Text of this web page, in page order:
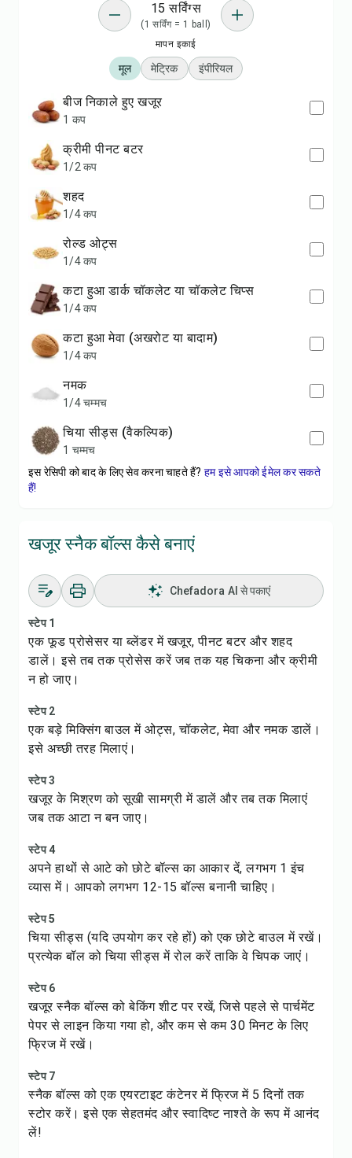
15 सर्विंग्स
(1 सर्विंग = 1 ball)
मापन इकाई
मूल मेट्रिक इंपीरियल
बीज निकाले हुए खजूर
1 कप
क्रीमी पीनट बटर
1/2 कप
शहद
1/4 कप
रोल्ड ओट्स
1/4 कप
कटा हुआ डार्क चॉकलेट या चॉकलेट चिप्स
1/4 कप
कटा हुआ मेवा (अखरोट या बादाम)
1/4 कप
नमक
1/4 चम्मच
चिया सीड्स (वैकल्पिक)
1 चम्मच
इस रेसिपी को बाद के लिए सेव करना चाहते हैं? हम इसे आपको ईमेल कर सकते
हैं!
खजूर स्नैक बॉल्स कैसे बनाएं
Chefadora AI से पकाएं
स्टेप 1
एक फूड प्रोसेसर या ब्लेंडर में खजूर, पीनट बटर और शहद
डालें। इसे तब तक प्रोसेस करें जब तक यह चिकना और क्रीमी
न हो जाए।
स्टेप 2
एक बड़े मिक्सिंग बाउल में ओट्स, चॉकलेट, मेवा और नमक डालें।
इसे अच्छी तरह मिलाएं।
स्टेप 3
खजूर के मिश्रण को सूखी सामग्री में डालें और तब तक मिलाएं
जब तक आटा न बन जाए।
स्टेप 4
अपने हाथों से आटे को छोटे बॉल्स का आकार दें, लगभग 1 इंच
व्यास में। आपको लगभग 12-15 बॉल्स बनानी चाहिए।
स्टेप 5
चिया सीड्स (यदि उपयोग कर रहे हों) को एक छोटे बाउल में रखें।
प्रत्येक बॉल को चिया सीड्स में रोल करें ताकि वे चिपक जाएं।
स्टेप 6
खजूर स्नैक बॉल्स को बेकिंग शीट पर रखें, जिसे पहले से पार्चमेंट
पेपर से लाइन किया गया हो, और कम से कम 30 मिनट के लिए
फ्रिज में रखें।
स्टेप 7
स्नैक बॉल्स को एक एयरटाइट कंटेनर में फ्रिज में 5 दिनों तक
स्टोर करें। इसे एक सेहतमंद और स्वादिष्ट नाश्ते के रूप में आनंद
लें!